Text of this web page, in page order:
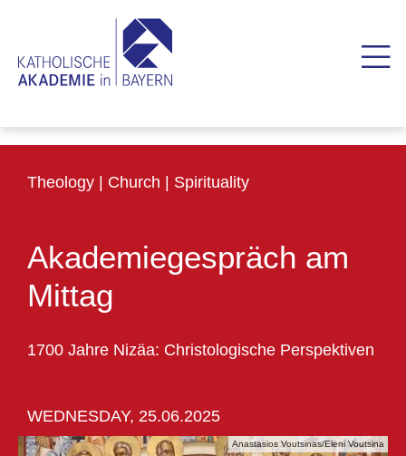
Theology | Church | Spirituality
Akademiegespräch am
Mittag
1700 Jahre Nizäa: Christologische Perspektiven
WEDNESDAY, 25.06.2025
Anastasios Voutsinas/Eleni Voutsina